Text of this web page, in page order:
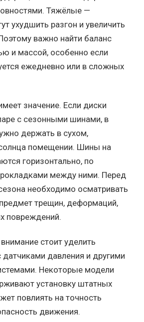
Тяжёлые —
ухудшить разгон и увеличить
важно найти баланс
и массой, особенно если
ежедневно или в сложных
значение. Если диски
с сезонными шинами, в
держать в сухом,
помещении. Шины на
горизонтально, по
между ними. Перед
необходимо осматривать
трещин, деформаций,
повреждений.
стоит уделить
давления и другими
Некоторые модели
установку штатных
повлиять на точность
движения.